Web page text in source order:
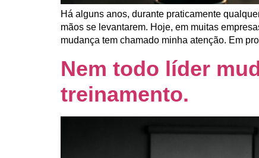
Há alguns anos, durante praticamente
mãos se levantarem. Hoje, em muitas
mudança tem chamado minha atenção. Em
Nem todo líder
treinamento.